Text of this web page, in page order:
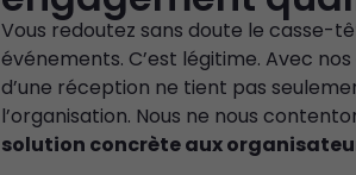
Vous redoutez sans doute le casse-
événements. C’est légitime. Avec
d’une réception ne tient pas
l’organisation. Nous ne nous
solution concrète aux